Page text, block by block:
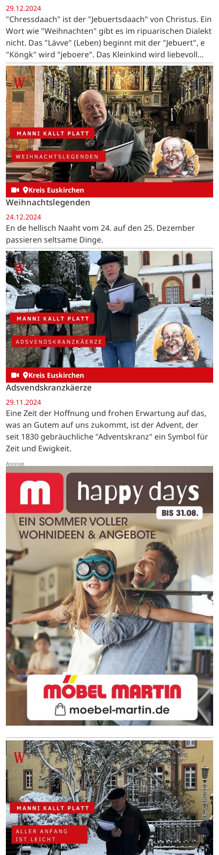
29.12.2024
"Chressdaach" ist der "Jebuertsdaach" von Christus. Ein
Wort wie "Weihnachten" gibt es im ripuarischen Dialekt
nicht. Das "Lävve" (Leben) beginnt mit der "Jebuert", e
"Köngk" wird "jeboere". Das Kleinkind wird liebevoll
"Ditz" oder "Ditzje" genannt. …
Kreis Euskirchen
Weihnachtslegenden
24.12.2024
En de hellisch Naaht vom 24. auf den 25. Dezember
passieren seltsame Dinge.
Kreis Euskirchen
Adsvendskranzkäerze
29.11.2024
Eine Zeit der Hoffnung und frohen Erwartung auf das,
was an Gutem auf uns zukommt, ist der Advent, der
seit 1830 gebräuchliche "Adventskranz" ein Symbol für
Zeit und Ewigkeit.